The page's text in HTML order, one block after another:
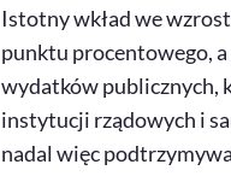
Istotny wkład we
punktu procentowego,
wydatków publicznych,
instytucji rządowych i
nadal więc